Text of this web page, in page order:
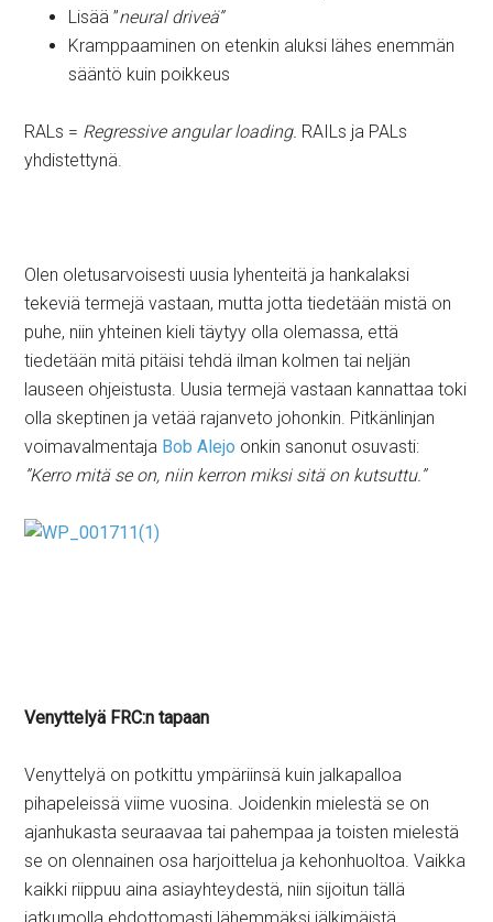
Lisää ”neural driveä”
Kramppaaminen on etenkin aluksi lähes enemmän
sääntö kuin poikkeus
RALs = Regressive angular loading. RAILs ja PALs
yhdistettynä.
Olen oletusarvoisesti uusia lyhenteitä ja hankalaksi
tekeviä termejä vastaan, mutta jotta tiedetään mistä on
puhe, niin yhteinen kieli täytyy olla olemassa, että
tiedetään mitä pitäisi tehdä ilman kolmen tai neljän
lauseen ohjeistusta. Uusia termejä vastaan kannattaa toki
olla skeptinen ja vetää rajanveto johonkin. Pitkänlinjan
voimavalmentaja Bob Alejo onkin sanonut osuvasti:
”Kerro mitä se on, niin kerron miksi sitä on kutsuttu.”
Venyttelyä FRC:n tapaan
Venyttelyä on potkittu ympäriinsä kuin jalkapalloa
pihapeleissä viime vuosina. Joidenkin mielestä se on
ajanhukasta seuraavaa tai pahempaa ja toisten mielestä
se on olennainen osa harjoittelua ja kehonhuoltoa. Vaikka
kaikki riippuu aina asiayhteydestä, niin sijoitun tällä